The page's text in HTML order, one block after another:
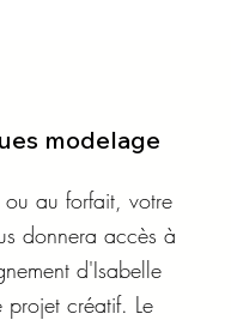
modelage
au forfait, votre
donnera accès à
d'Isabelle
projet créatif. Le